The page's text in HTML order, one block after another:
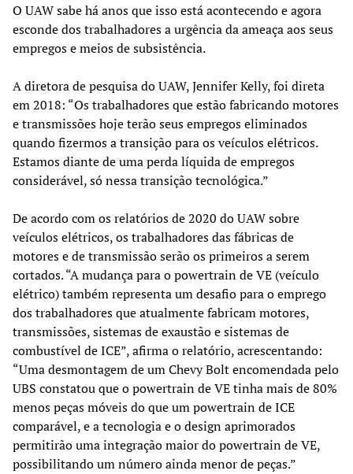
O UAW sabe há anos que isso está acontecendo e agora
esconde dos trabalhadores a urgência da ameaça aos seus
empregos e meios de subsistência.
A diretora de pesquisa do UAW, Jennifer Kelly, foi direta
em 2018: “Os trabalhadores que estão fabricando motores
e transmissões hoje terão seus empregos eliminados
quando fizermos a transição para os veículos elétricos.
Estamos diante de uma perda líquida de empregos
considerável, só nessa transição tecnológica.”
De acordo com os relatórios de 2020 do UAW sobre
veículos elétricos, os trabalhadores das fábricas de
motores e de transmissão serão os primeiros a serem
cortados. “A mudança para o powertrain de VE (veículo
elétrico) também representa um desafio para o emprego
dos trabalhadores que atualmente fabricam motores,
transmissões, sistemas de exaustão e sistemas de
combustível de ICE”, afirma o relatório, acrescentando:
“Uma desmontagem de um Chevy Bolt encomendada pelo
UBS constatou que o powertrain de VE tinha mais de 80%
menos peças móveis do que um powertrain de ICE
comparável, e a tecnologia e o design aprimorados
permitirão uma integração maior do powertrain de VE,
possibilitando um número ainda menor de peças.”